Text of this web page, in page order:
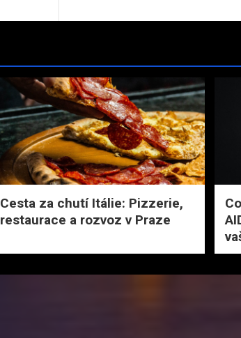
Cesta za chutí Itálie: Pizzerie,
restaurace a rozvoz v Praze